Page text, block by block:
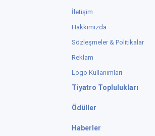
İletişim
Hakkımızda
Sözleşmeler & Politikalar
Reklam
Logo Kullanımları
Tiyatro Toplulukları
Ödüller
Haberler